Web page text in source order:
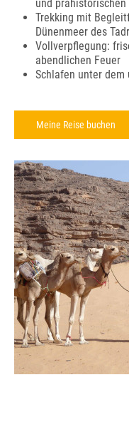
und
Trekking mit
Dünenmeer des
Vollverpflegung:
abendlichen Feuer
Schlafen unter dem
Meine Reise buchen